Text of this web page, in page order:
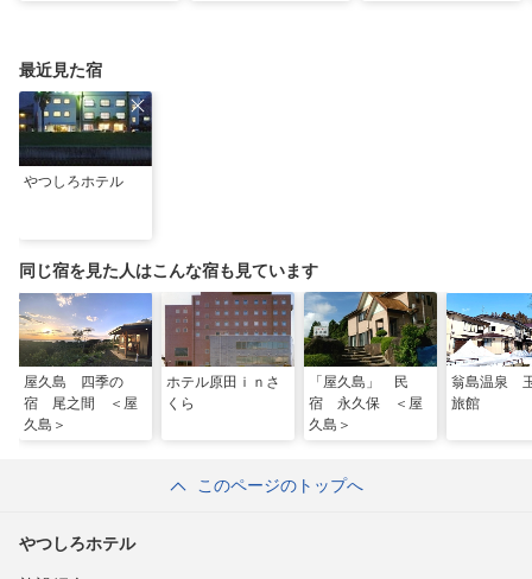
最近見た宿
やつしろホテル
同じ宿を見た人はこんな宿も見ています
屋久島 四季の
宿 尾之間 ＜屋
久島＞
ホテル原田ｉｎさ
くら
「屋久島」 民
宿 永久保 ＜屋
久島＞
翁島温泉
旅館
このページのトップへ
やつしろホテル